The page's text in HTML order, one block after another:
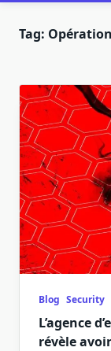
Tag:
Blog Security
L’agence
révèle